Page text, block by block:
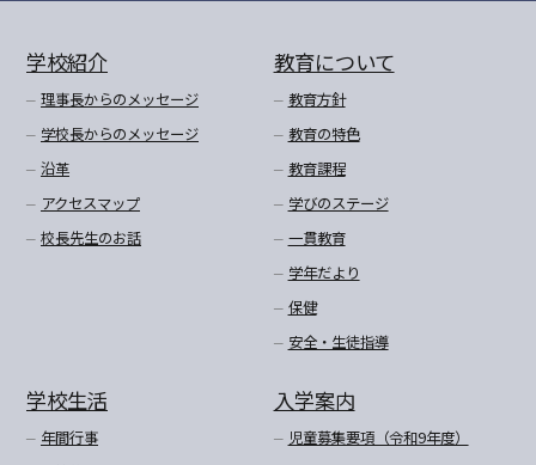
学校紹介
理事長からのメッセージ
学校長からのメッセージ
沿革
アクセスマップ
校長先生のお話
教育について
教育方針
教育の特色
教育課程
学びのステージ
一貫教育
学年だより
保健
安全・生徒指導
学校生活
年間行事
入学案内
児童募集要項（令和9年度）